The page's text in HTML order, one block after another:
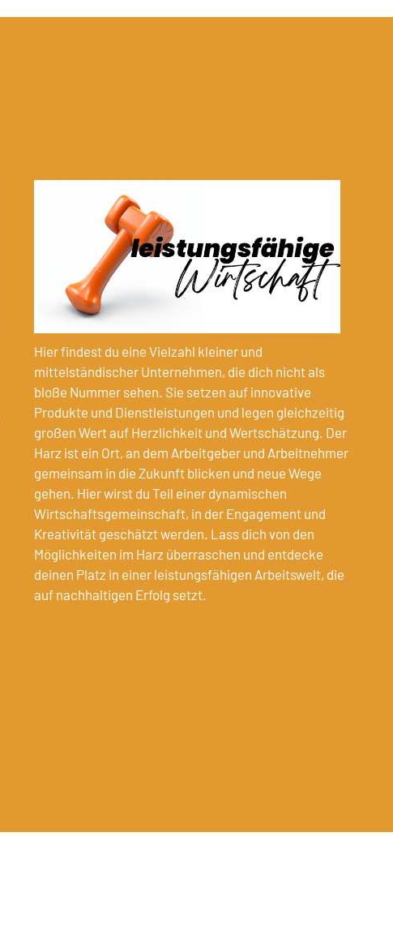
Hier findest du eine Vielzahl kleiner und
mittelständischer Unternehmen, die dich nicht als
bloße Nummer sehen. Sie setzen auf innovative
Produkte und Dienstleistungen und legen gleichzeitig
großen Wert auf Herzlichkeit und Wertschätzung. Der
Harz ist ein Ort, an dem Arbeitgeber und Arbeitnehmer
gemeinsam in die Zukunft blicken und neue Wege
gehen. Hier wirst du Teil einer dynamischen
Wirtschaftsgemeinschaft, in der Engagement und
Kreativität geschätzt werden. Lass dich von den
Möglichkeiten im Harz überraschen und entdecke
deinen Platz in einer leistungsfähigen Arbeitswelt, die
auf nachhaltigen Erfolg setzt.